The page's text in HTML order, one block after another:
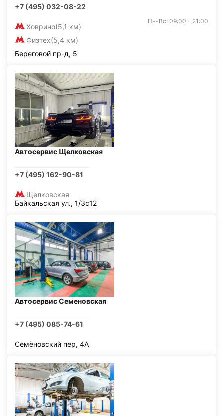
+7 (495) 032-08-22
Ховрино(5,1 км)
Физтех(5,4 км)
Пн-Вс: 09:00 - 21:00
Береговой пр-д, 5
Автосервис Щелковская
+7 (495) 162-90-81
Щелковская
Байкальская ул., 1/3с12
Автосервис Семеновская
+7 (495) 085-74-61
Семёновский пер, 4А